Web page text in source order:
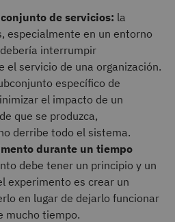
de servicios: la
especialmente en un entorno
interrumpir
el servicio de una organización.
específico de
el impacto de un
que se produzca,
derribe todo el sistema.
durante un tiempo
debe tener un principio y un
experimento es crear un
en lugar de dejarlo funcionar
mucho tiempo.